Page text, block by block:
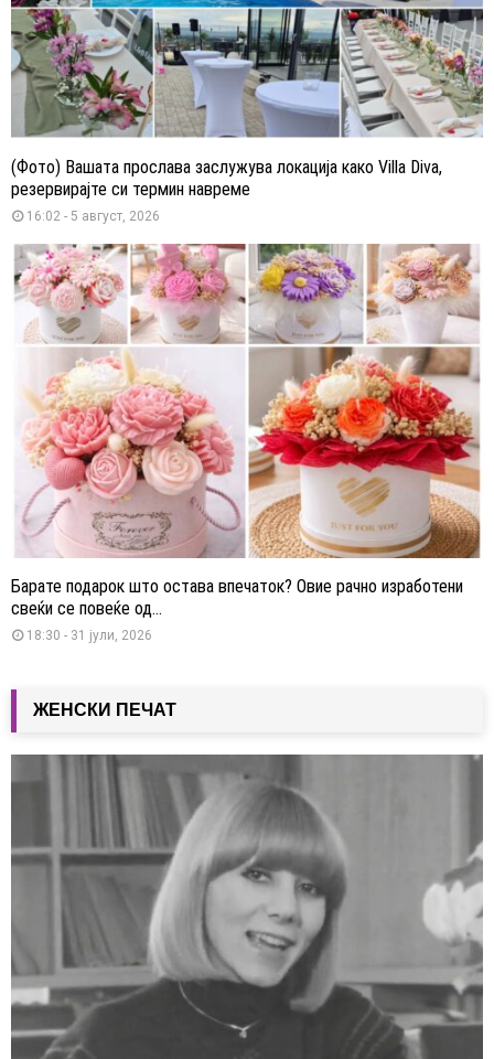
(Фото) Вашата прослава заслужува локација како Villa Diva,
резервирајте си термин навреме
16:02 - 5 август, 2026
Барате подарок што остава впечаток? Овие рачно изработени
свеќи се повеќе од...
18:30 - 31 јули, 2026
ЖЕНСКИ ПЕЧАТ